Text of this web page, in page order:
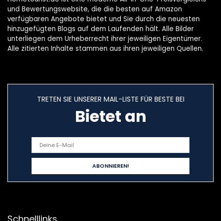
und Bewertungswebsite, die die besten auf Amazon
verfügbaren Angebote bietet und Sie durch die neuesten
hinzugefügten Blogs auf dem Laufenden hält. Alle Bilder
unterliegen dem Urheberrecht ihrer jeweiligen Eigentümer.
Alle zitierten Inhalte stammen aus ihren jeweiligen Quellen.
TRETEN SIE UNSERER MAIL-LISTE FÜR BESTE BEI
Bietet an